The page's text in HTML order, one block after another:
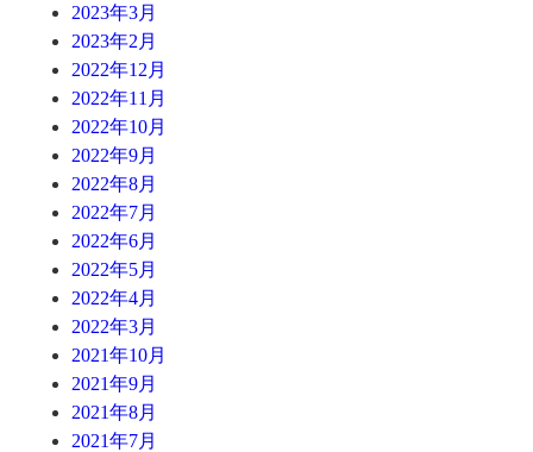
2023年3月
2023年2月
2022年12月
2022年11月
2022年10月
2022年9月
2022年8月
2022年7月
2022年6月
2022年5月
2022年4月
2022年3月
2021年10月
2021年9月
2021年8月
2021年7月